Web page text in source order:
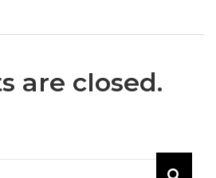
are closed.